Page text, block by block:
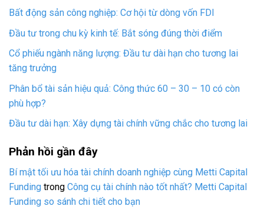
Bất động sản công nghiệp: Cơ hội từ dòng vốn FDI
Đầu tư trong chu kỳ kinh tế: Bắt sóng đúng thời điểm
Cổ phiếu ngành năng lượng: Đầu tư dài hạn cho tương lai
tăng trưởng
Phân bổ tài sản hiệu quả: Công thức 60 – 30 – 10 có còn
phù hợp?
Đầu tư dài hạn: Xây dựng tài chính vững chắc cho tương lai
Phản hồi gần đây
Bí mật tối ưu hóa tài chính doanh nghiệp cùng Metti Capital
Funding trong Công cụ tài chính nào tốt nhất? Metti Capital
Funding so sánh chi tiết cho bạn